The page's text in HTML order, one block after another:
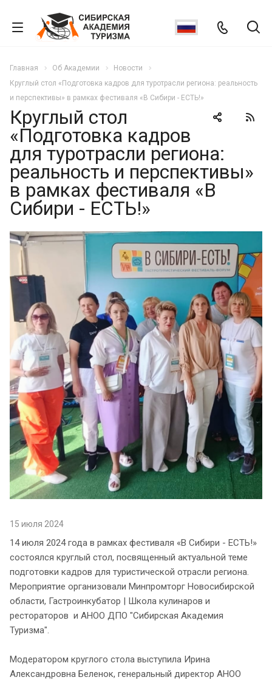
Главная Об Академии
Новости
Круглый стол «Подготовка кадров для туротрасли региона: реальность
и перспективы» в рамках фестиваля «В Сибири - ЕСТЬ!»
Круглый стол
«Подготовка кадров
для туротрасли региона:
реальность и перспективы»
в рамках фестиваля «В
Сибири - ЕСТЬ!»
15 июля 2024
14 июля 2024 года в рамках фестиваля «В Сибири - ЕСТЬ!»
состоялся круглый стол, посвященный актуальной теме
подготовки кадров для туристической отрасли региона.
Мероприятие организовали Минпромторг Новосибирской
области, Гастроинкубатор | Школа кулинаров и
рестораторов и АНОО ДПО "Сибирская Академия
Туризма".
Модератором круглого стола выступила Ирина
Александровна Беленок, генеральный директор АНОО